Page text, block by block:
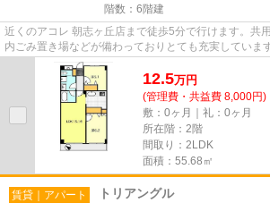
階数：6階建
近くのアコレ 朝志ヶ丘店まで徒歩5分で行けます。共
内ごみ置き場などが備わっておりとても充実していま
マンションタイプの物件です...
12.5万円
(管理費・共益費 8,000円)
敷：0ヶ月｜礼：0ヶ月
所在階：2階
間取り：2LDK
面積：55.68㎡
賃貸｜アパート トリアングル